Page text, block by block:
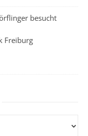
besucht
Freiburg